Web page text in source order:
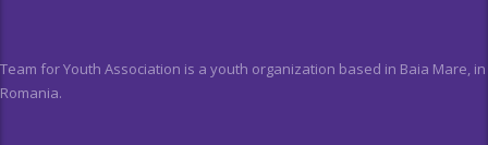
Team for Youth Association is a youth organization based in Baia Mare, in
Romania.